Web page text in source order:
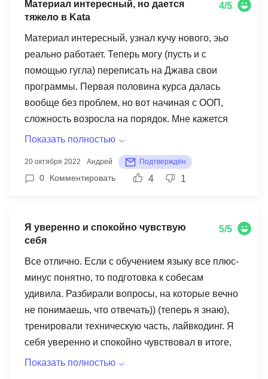
подготовки очень комфортно, что не скучно,
чем рассчитан курс - это приятный бонус.
Спасибо, за такой замечательный курс от Ката
академии.
Материал интересный, но дается
тяжело в Kata
4/5
Материал интересный, узнал кучу нового, эьо
реально работает. Теперь могу (пусть и с
помощью гугла) переписать на Джава свои
программы. Первая половина курса далась
вообще без проблем, но вот начиная с ООП,
сложность возросла на порядок. Мне кажется
для многих ООП стало очень трудной задачей. А
полученного фундамента знаний опять же по
ООП. И тут конечно все стало сложно, но
потратить на пояснение объектно-
примеров, возможно шаги повышения
сложности нужно делать меньше. В общем
остался доволен, но сил и времени я потратил в
разы больше, чем на другие темы. Сейчас
конечно после такого пару недель нужно
отдохнуть - мозг отказывается воспринимать
новую информацию...
Показать полностью
20 октября 2022 Андрей Подтверждён
0 Комментировать 4 1
Я уверенно и спокойно чувствую
себя
5/5
Все отлично. Если с обучением языку все плюс-
минус понятно, то подготовка к собесам
удивила. Разбирали вопросы, на которые вечно
не понимаешь, что отвечать)) (теперь я знаю),
тренировали техническую часть, лайвкодинг. Я
себя уверенно и спокойно чувствовал в итоге,
хотя до этого никогда не проходил собесы в IT.
Показать полностью